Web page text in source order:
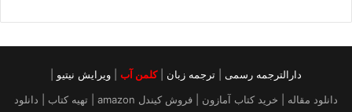
دارالترجمه رسمی ترجمه زبان |کلمن آب ویرایش نیتیو
دانلود مقاله | خرید کتاب آمازون | فروش کیندل amazon | تهیه کتاب | دانلود